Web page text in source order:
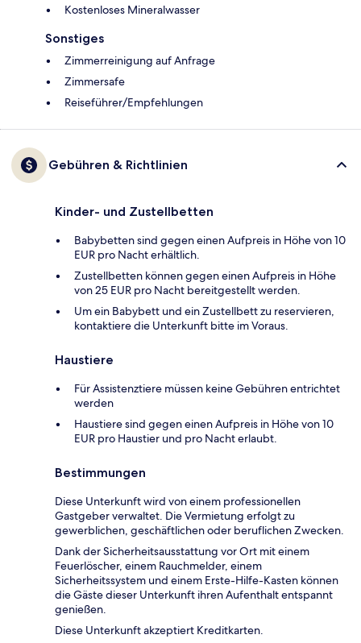
Kostenloses Mineralwasser
Sonstiges
Zimmerreinigung auf Anfrage
Zimmersafe
Reiseführer/Empfehlungen
Gebühren & Richtlinien
Kinder- und Zustellbetten
Babybetten sind gegen einen Aufpreis in Höhe von 10
EUR pro Nacht erhältlich.
Zustellbetten können gegen einen Aufpreis in Höhe
von 25 EUR pro Nacht bereitgestellt werden.
Um ein Babybett und ein Zustellbett zu reservieren,
kontaktiere die Unterkunft bitte im Voraus.
Haustiere
Für Assistenztiere müssen keine Gebühren entrichtet
werden
Haustiere sind gegen einen Aufpreis in Höhe von 10
EUR pro Haustier und pro Nacht erlaubt.
Bestimmungen
Diese Unterkunft wird von einem professionellen
Gastgeber verwaltet. Die Vermietung erfolgt zu
gewerblichen, geschäftlichen oder beruflichen Zwecken.
Dank der Sicherheitsausstattung vor Ort mit einem
Feuerlöscher, einem Rauchmelder, einem
Sicherheitssystem und einem Erste-Hilfe-Kasten können
die Gäste dieser Unterkunft ihren Aufenthalt entspannt
genießen.
Diese Unterkunft akzeptiert Kreditkarten.